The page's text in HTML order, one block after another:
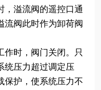
，溢流阀的遥控口通
流阀此时作为卸荷阀
作时，阀门关闭。只
统压力超过调定压
保护，使系统压力不